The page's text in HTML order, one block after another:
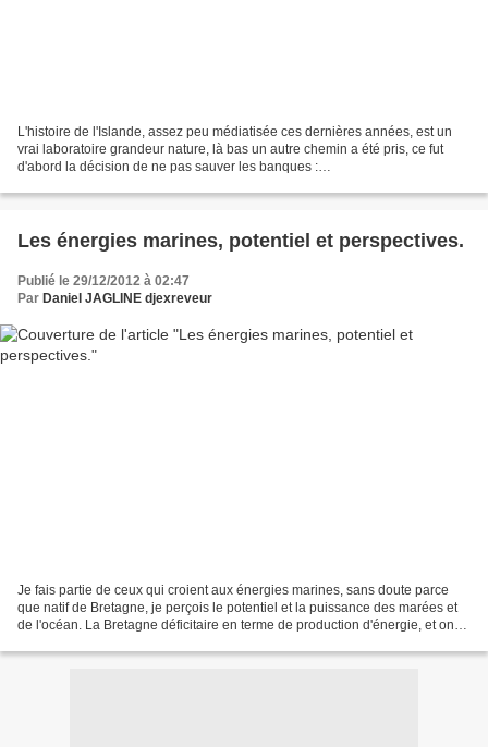
L'histoire de l'Islande, assez peu médiatisée ces dernières années, est un
vrai laboratoire grandeur nature, là bas un autre chemin a été pris, ce fut
d'abord la décision de ne pas sauver les banques :
reseaux-sociaux,70444.php...
Les énergies marines, potentiel et perspectives.
Publié le 29/12/2012 à 02:47
Par Daniel JAGLINE djexreveur
Je fais partie de ceux qui croient aux énergies marines, sans doute parce
que natif de Bretagne, je perçois le potentiel et la puissance des marées et
de l'océan. La Bretagne déficitaire en terme de production d'énergie, et on